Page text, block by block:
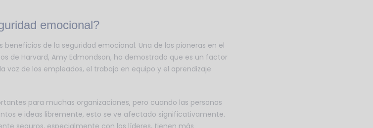
emocional?
de la seguridad emocional. Una de las pioneras en el
de Harvard, Amy Edmondson, ha demostrado que es un factor
de los empleados, el trabajo en equipo y el aprendizaje
para muchas organizaciones, pero cuando las personas
e ideas libremente, esto se ve afectado significativamente.